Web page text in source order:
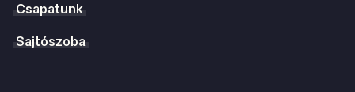
Csapatunk
Sajtószoba